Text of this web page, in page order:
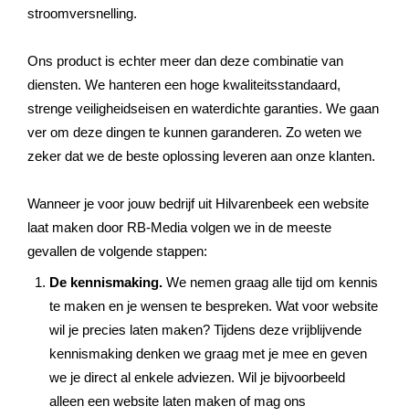
stroomversnelling.
Ons product is echter meer dan deze combinatie van
diensten. We hanteren een hoge kwaliteitsstandaard,
strenge veiligheidseisen en waterdichte garanties. We gaan
ver om deze dingen te kunnen garanderen. Zo weten we
zeker dat we de beste oplossing leveren aan onze klanten.
Wanneer je voor jouw bedrijf uit Hilvarenbeek een website
laat maken door RB-Media volgen we in de meeste
gevallen de volgende stappen:
De kennismaking. We nemen graag alle tijd om kennis
te maken en je wensen te bespreken. Wat voor website
wil je precies laten maken? Tijdens deze vrijblijvende
kennismaking denken we graag met je mee en geven
we je direct al enkele adviezen. Wil je bijvoorbeeld
alleen een website laten maken of mag ons